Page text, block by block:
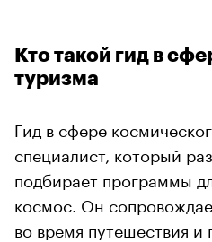
Кто такой гид в
туризма
Гид в сфере
специалист, который
подбирает программы
космос. Он
во время путешествия и